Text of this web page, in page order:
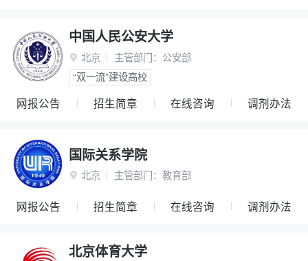
中国人民公安大学
 北京 主管部门： 公安部
“双一流”建设高校
网报公告 招生简章 在线咨询 调剂办法
国际关系学院
 北京 主管部门： 教育部
网报公告 招生简章 在线咨询 调剂办法
北京体育大学